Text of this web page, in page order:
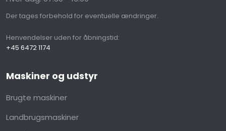
Der​ tages forbehold for eventuelle ændringer.
Henvendelser uden for åbningstid:
+45 6472 1174
Maskiner og udstyr
Brugte maskiner
Landbrugsmaskiner